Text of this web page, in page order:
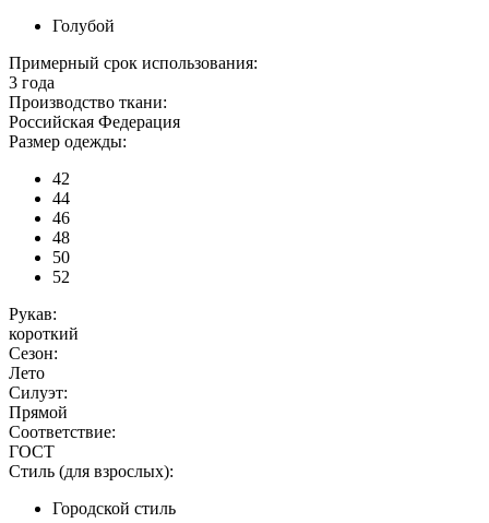
Голубой
Примерный срок использования:
3 года
Производство ткани:
Российская Федерация
Размер одежды:
42
44
46
48
50
52
Рукав:
короткий
Сезон:
Лето
Силуэт:
Прямой
Соответствие:
ГОСТ
Стиль (для взрослых):
Городской стиль